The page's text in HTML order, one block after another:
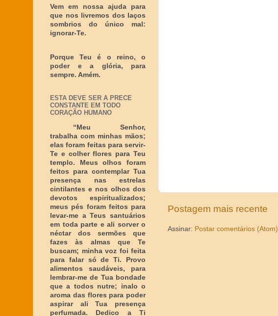
Postagem mais recente
Assinar: Postar comentários (Atom)
Vem em nossa ajuda para
que nos livremos dos laços
sombrios do único mal:
ignorar-Te.
Porque Teu é o reino, o
poder e a glória, para
sempre. Amém.
ESTA DEVE SER A PRECE
CONSTANTE EM TODO
CORAÇÃO HUMANO
“Meu Senhor,
trabalha com minhas mãos;
elas foram feitas para servir-
Te e colher flores para Teu
templo. Meus olhos foram
feitos para contemplar Tua
presença nas estrelas
cintilantes e nos olhos dos
devotos espiritualizados;
meus pés foram feitos para
levar-me a Teus santuários
em toda parte e ali sorver o
néctar dos sermões que
fazes às almas que Te
buscam; minha voz foi feita
para falar só de Ti. Provo
alimentos saudáveis, para
lembrar-me de Tua bondade
que a todos nutre; inalo o
aroma das flores para poder
aspirar ali Tua presença
perfumada. Dedico a Ti